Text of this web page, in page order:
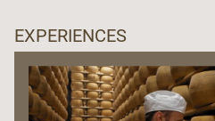
EXPERIENCES